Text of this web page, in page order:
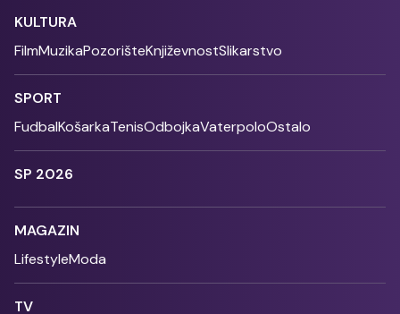
KULTURA
FilmMuzikaPozorišteKnjiževnostSlikarstvo
SPORT
FudbalKošarkaTenisOdbojkaVaterpoloOstalo
SP 2026
MAGAZIN
LifestyleModa
TV